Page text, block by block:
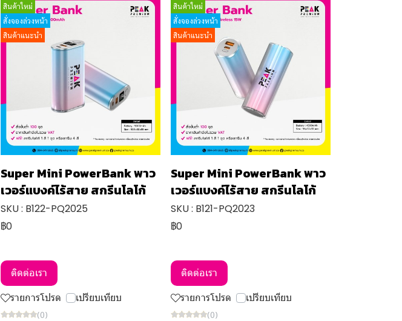
สินค้าใหม่
สั่งจองล่วงหน้า
สินค้าแนะนำ
Super Mini PowerBank พาว
เวอร์แบงค์ไร้สาย สกรีนโลโก้
SKU : B122-PQ2025
฿0
ติดต่อเรา
รายการโปรด
เปรียบเทียบ
(0)
สินค้าใหม่
สั่งจองล่วงหน้า
สินค้าแนะนำ
Super Mini PowerBank พาว
เวอร์แบงค์ไร้สาย สกรีนโลโก้
SKU : B121-PQ2023
฿0
ติดต่อเรา
รายการโปรด
เปรียบเทียบ
(0)